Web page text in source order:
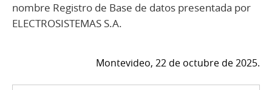
nombre Registro de Base de datos presentada por
ELECTROSISTEMAS S.A.
Montevideo, 22 de octubre de 2025.